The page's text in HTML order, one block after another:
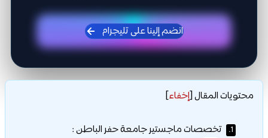
انضم إلينا على تليجرام
محتويات المقال[إخفاء]
1. تخصصات ماجستير جامعة حفر الباطن :